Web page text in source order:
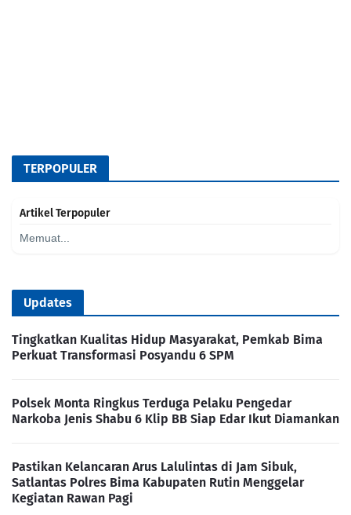
TERPOPULER
Artikel Terpopuler
Memuat...
Updates
Tingkatkan Kualitas Hidup Masyarakat, Pemkab Bima
Perkuat Transformasi Posyandu 6 SPM
Polsek Monta Ringkus Terduga Pelaku Pengedar
Narkoba Jenis Shabu 6 Klip BB Siap Edar Ikut Diamankan
Pastikan Kelancaran Arus Lalulintas di Jam Sibuk,
Satlantas Polres Bima Kabupaten Rutin Menggelar
Kegiatan Rawan Pagi